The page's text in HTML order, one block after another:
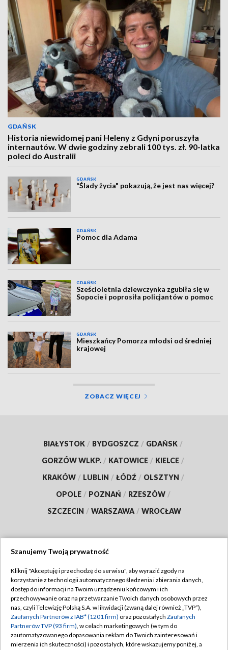
GDAŃSK
Historia niewidomej pani Heleny z Gdyni poruszyła
internautów. W dwie godziny zebrali 100 tys. zł. 90-latka
poleci do Australii
GDAŃSK
“Ślady życia" pokazują, że jest nas więcej?
GDAŃSK
Pomoc dla Adama
GDAŃSK
Sześcioletnia dziewczynka zgubiła się w
Sopocie i poprosiła policjantów o pomoc
GDAŃSK
Mieszkańcy Pomorza młodsi od średniej
krajowej
ZOBACZ WIĘCEJ
BIAŁYSTOK / BYDGOSZCZ / GDAŃSK /
GORZÓW WLKP. / KATOWICE / KIELCE /
KRAKÓW / LUBLIN / ŁÓDŹ / OLSZTYN /
OPOLE / POZNAŃ / RZESZÓW /
SZCZECIN / WARSZAWA / WROCŁAW
TVP
Abonament TVP
Emisja w TVP
Centrum informacji TVP
Naziemna Telewizja Cyfrowa
Regulamin TVP
Polityka prywatności
Moje zgody
Szanujemy Twoją prywatność
Kliknij "Akceptuję i przechodzę do serwisu", aby wyrazić zgody na
korzystanie z technologii automatycznego śledzenia i zbierania danych,
dostęp do informacji na Twoim urządzeniu końcowym i ich
przechowywanie oraz na przetwarzanie Twoich danych osobowych przez
nas, czyli Telewizję Polską S.A. w likwidacji (zwaną dalej również „TVP”),
Zaufanych Partnerów z IAB* (1201 firm) oraz pozostałych Zaufanych
Partnerów TVP (93 firm), w celach marketingowych (w tym do
zautomatyzowanego dopasowania reklam do Twoich zainteresowań i
mierzenia ich skuteczności) i pozostałych, które wskazujemy poniżej, a